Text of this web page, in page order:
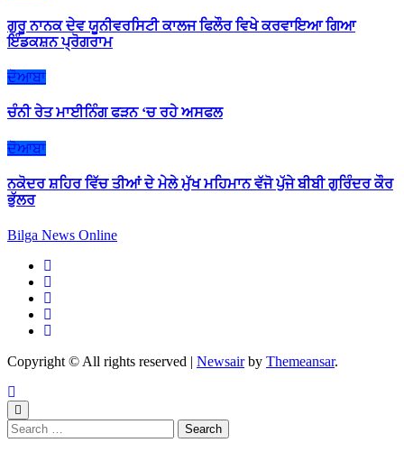
ਗੁਰੂ ਨਾਨਕ ਦੇਵ ਯੂਨੀਵਰਸਿਟੀ ਕਾਲਜ ਫਿਲੌਰ ਵਿਖੇ ਕਰਵਾਇਆ ਗਿਆ
ਇੰਡਕਸ਼ਨ ਪ੍ਰੋਗਰਾਮ
ਦੋਆਬਾ
ਚੰਨੀ ਰੇਤ ਮਾਈਨਿੰਗ ਫੜਨ ‘ਚ ਰਹੇ ਅਸਫਲ
ਦੋਆਬਾ
ਨਕੋਦਰ ਸ਼ਹਿਰ ਵਿੱਚ ਤੀਆਂ ਦੇ ਮੇਲੇ ਮੁੱਖ ਮਹਿਮਾਨ ਵੱਜੋ ਪੁੱਜੇ ਬੀਬੀ ਗੁਰਿੰਦਰ ਕੌਰ
ਭੁੱਲਰ
Bilga News Online
Copyright © All rights reserved | Newsairby Themeansar.
Search
for: